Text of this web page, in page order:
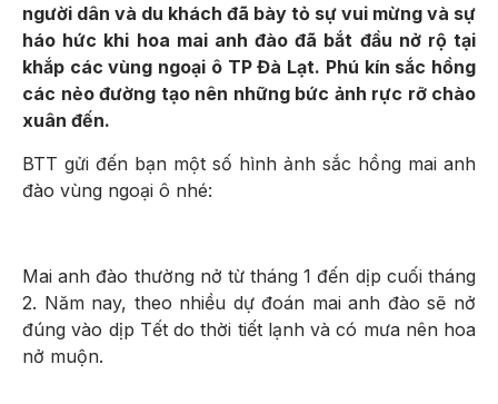
người dân và du khách đã bày tỏ sự vui mừng và sự
háo hức khi hoa mai anh đào đã bắt đầu nở rộ tại
khắp các vùng ngoại ô TP Đà Lạt. Phú kín sắc hồng
các nẻo đường tạo nên những bức ảnh rực rỡ chào
xuân đến.
BTT gửi đến bạn một số hình ảnh sắc hồng mai anh
đào vùng ngoại ô nhé:
Mai anh đào thường nở từ tháng 1 đến dịp cuối tháng
2. Năm nay, theo nhiều dự đoán mai anh đào sẽ nở
đúng vào dịp Tết do thời tiết lạnh và có mưa nên hoa
nở muộn.